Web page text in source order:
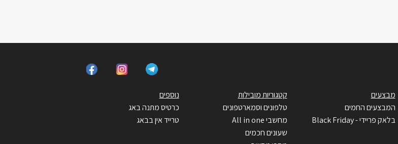
מבצעים
המבצעים החמים
בלאק פריידי - Black Friday
קטגוריות מובילות
טלפונים וסמארטפונים
מחשבי All in one
שעונים חכמים
נוספים
כרטיס מתנה באג
טרייד אין בבאג